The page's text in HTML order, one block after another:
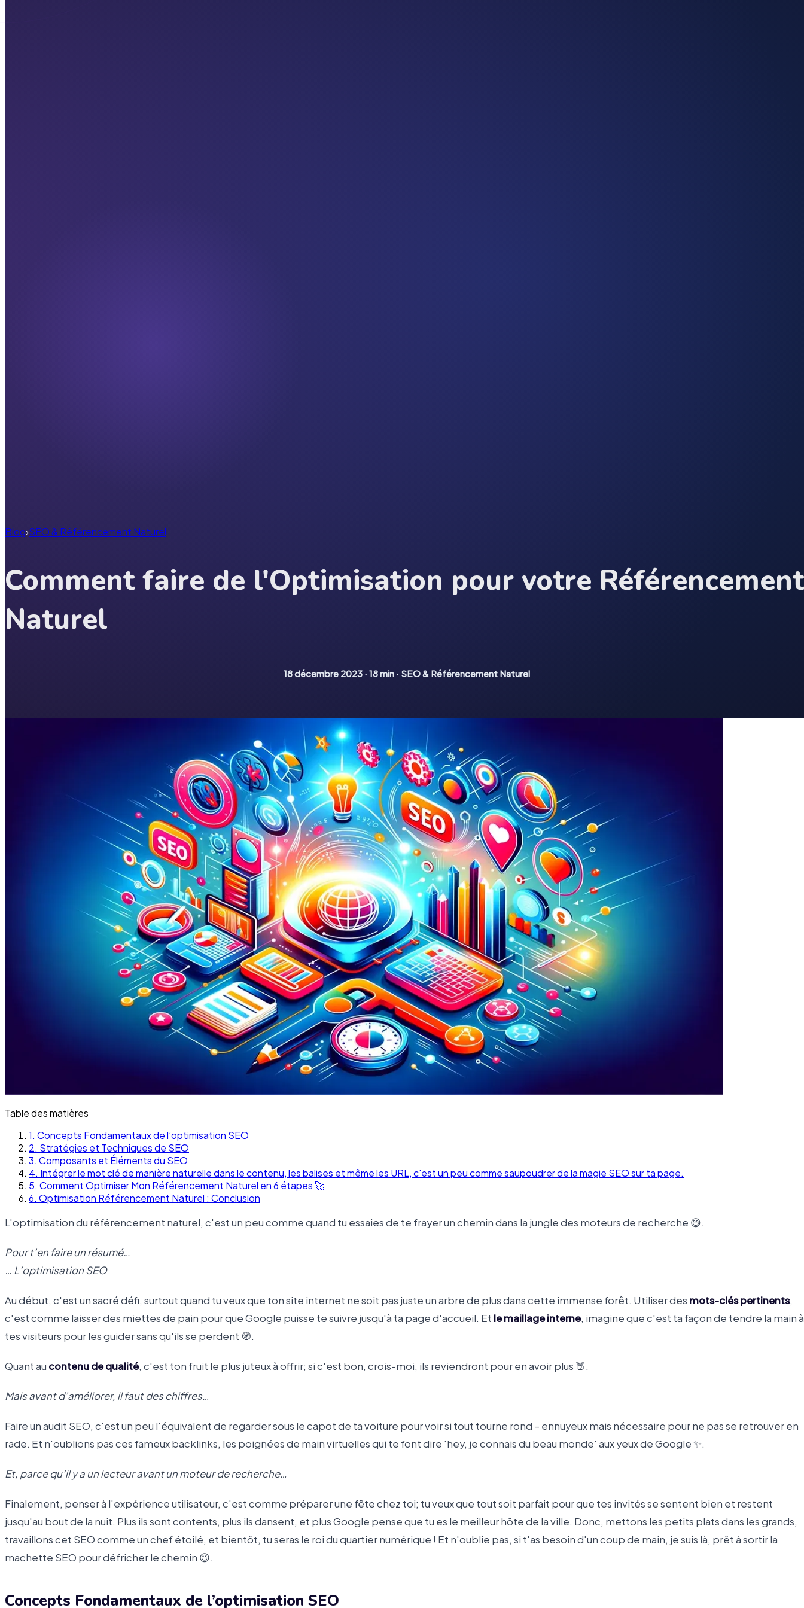
Blog›SEO & Référencement Naturel
Comment faire de l'Optimisation pour votre Référencement
Naturel
18 décembre 2023 · 18 min · SEO & Référencement Naturel
Table des matières
1. Concepts Fondamentaux de l’optimisation SEO
2. Stratégies et Techniques de SEO
3. Composants et Éléments du SEO
4. Intégrer le mot clé de manière naturelle dans le contenu, les balises et même les URL, c'est un peu comme saupoudrer de la magie SEO sur ta page.
5. Comment Optimiser Mon Référencement Naturel en 6 étapes 🚀
6. Optimisation Référencement Naturel : Conclusion
L'optimisation du référencement naturel, c'est un peu comme quand tu essaies de te frayer un chemin dans la jungle des moteurs de recherche 😅.
Pour t’en faire un résumé…
… L’optimisation SEO
Au début, c'est un sacré défi, surtout quand tu veux que ton site internet ne soit pas juste un arbre de plus dans cette immense forêt. Utiliser des mots-clés pertinents,
c'est comme laisser des miettes de pain pour que Google puisse te suivre jusqu'à ta page d'accueil. Et le maillage interne, imagine que c'est ta façon de tendre la main à
tes visiteurs pour les guider sans qu'ils se perdent 🧭.
Quant au contenu de qualité, c'est ton fruit le plus juteux à offrir; si c'est bon, crois-moi, ils reviendront pour en avoir plus 🍑.
Mais avant d’améliorer, il faut des chiffres…
Faire un audit SEO, c'est un peu l'équivalent de regarder sous le capot de ta voiture pour voir si tout tourne rond – ennuyeux mais nécessaire pour ne pas se retrouver en
rade. Et n'oublions pas ces fameux backlinks, les poignées de main virtuelles qui te font dire 'hey, je connais du beau monde' aux yeux de Google ✨.
Et, parce qu’il y a un lecteur avant un moteur de recherche…
Finalement, penser à l'expérience utilisateur, c'est comme préparer une fête chez toi; tu veux que tout soit parfait pour que tes invités se sentent bien et restent
jusqu'au bout de la nuit. Plus ils sont contents, plus ils dansent, et plus Google pense que tu es le meilleur hôte de la ville. Donc, mettons les petits plats dans les grands,
travaillons cet SEO comme un chef étoilé, et bientôt, tu seras le roi du quartier numérique ! Et n'oublie pas, si t'as besoin d'un coup de main, je suis là, prêt à sortir la
machette SEO pour défricher le chemin 😉.
Concepts Fondamentaux de l’optimisation SEO